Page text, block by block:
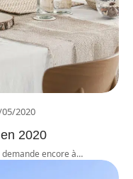
2020
2020
demande encore à…